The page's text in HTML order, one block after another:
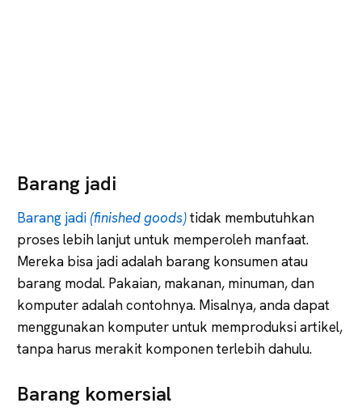
Barang jadi
Barang jadi (finished goods)tidak membutuhkan
proses lebih lanjut untuk memperoleh manfaat.
Mereka bisa jadi adalah barang konsumen atau
barang modal. Pakaian, makanan, minuman, dan
komputer adalah contohnya. Misalnya, anda dapat
menggunakan komputer untuk memproduksi artikel,
tanpa harus merakit komponen terlebih dahulu.
Barang komersial